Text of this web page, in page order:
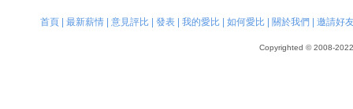
首頁| 最新薪情| 意見評比| 發表| 我的愛比| 如何愛比| 關於我們 邀請好
Copyrighted © 2008-